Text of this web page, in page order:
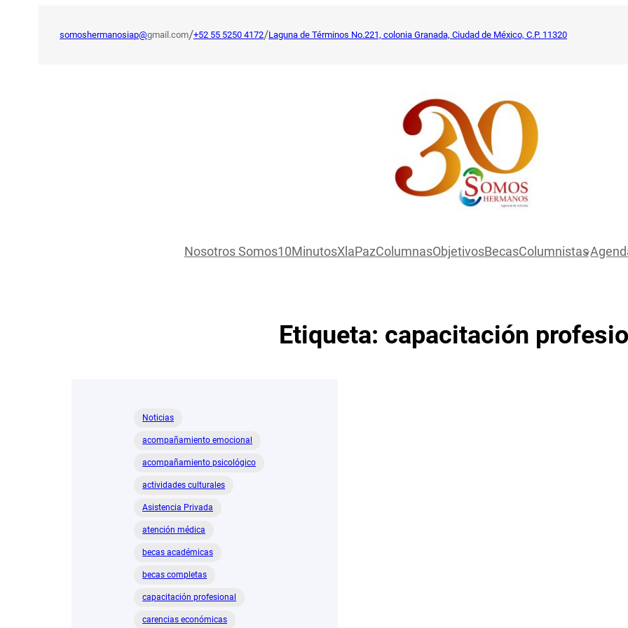
somoshermanosiap@gmail.com/+52 55 5250 4172/Laguna de Términos No.221, colonia Granada, Ciudad de México, C.P. 11320
Nosotros Somos10MinutosXlaPazColumnasObjetivosBecasColumnistas
Etiqueta: capacitación
Noticias
acompañamiento emocional
acompañamiento psicológico
actividades culturales
Asistencia Privada
atención médica
becas académicas
becas completas
capacitación profesional
carencias económicas